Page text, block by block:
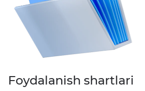
Foydalanish shartlari